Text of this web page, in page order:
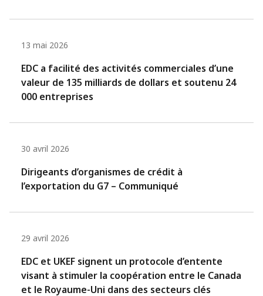
13 mai 2026
EDC a facilité des activités commerciales d’une
valeur de 135 milliards de dollars et soutenu 24
000 entreprises
30 avril 2026
Dirigeants d’organismes de crédit à
l’exportation du G7 – Communiqué
29 avril 2026
EDC et UKEF signent un protocole d’entente
visant à stimuler la coopération entre le Canada
et le Royaume-Uni dans des secteurs clés